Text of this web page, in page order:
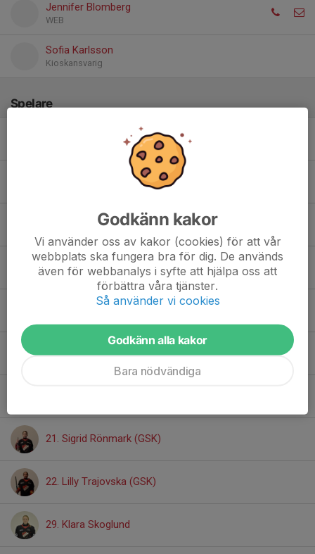
Jennifer Blomberg
WEB
Sofia Karlsson
Kioskansvarig
Spelare
2. Theo Lindsten (GSK)
9. Douglas Odenbrink
10. Algot Larsson
14. Mikey Huber
21. Sigrid Rönmark (GSK)
22. Lilly Trajovska (GSK)
29. Klara Skoglund
Godkänn kakor
Vi använder oss av kakor (cookies) för att vår
webbplats ska fungera bra för dig. De används
även för webbanalys i syfte att hjälpa oss att
förbättra våra tjänster.
Så använder vi cookies
Godkänn alla kakor
Bara nödvändiga